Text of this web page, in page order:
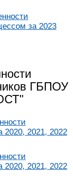
за 2023
ГБПОУ
2020, 2021, 2022
2020, 2021, 2022